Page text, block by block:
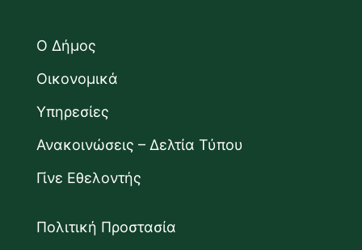
Ο Δήμος
Οικονομικά
Υπηρεσίες
Ανακοινώσεις – Δελτία Τύπου
Γίνε Εθελοντής
Πολιτική Προστασία